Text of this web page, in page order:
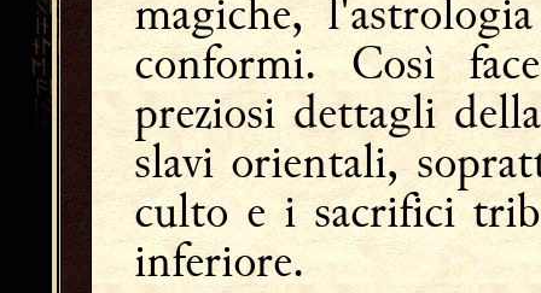
magiche,
conformi. Così
preziosi dettagli
slavi orientali,
culto e i sacrifici
inferiore.